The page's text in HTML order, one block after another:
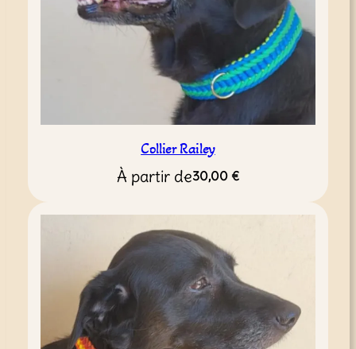
Collier Railey
À partir de30,00 €